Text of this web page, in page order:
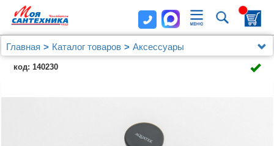
Главная Каталог товаров
Аксессуары
Крючок AQUATEK, матовый черный AQ4401MB
ЛИРА
код: 140230